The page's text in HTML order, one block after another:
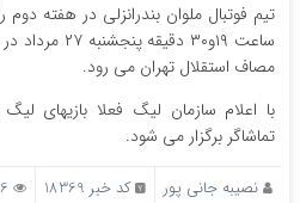
تیم فوتبال ملوان بندرانزلی در هفته دوم
ساعت ۱۹و۳۰
مصاف استقلال تهران می رود.
با اعلام سازمان لیگ فعلا بازیهای
تماشاگر برگزار می شود.
نصیبه جانی پور کد خبر 18369 186 بازدید